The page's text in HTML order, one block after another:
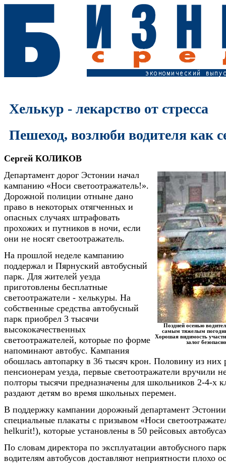
Хелькур - лекарство от стресса
Пешеход, возлюби водителя как
Сергей КОЛИКОВ
Поздней осенью
самым тяжелым
Хорошая видимость
залог
Департамент дорог Эстонии начал
кампанию «Носи светоотражатель!».
Дорожной полиции отныне дано
право в некоторых отягченных и
опасных случаях штрафовать
прохожих и путников в ночи, если
они не носят светоотражатель.
На прошлой неделе кампанию
поддержал и Пярнуский автобусный
парк. Для жителей уезда
приготовлены бесплатные
светоотражатели - хелькуры. На
собственные средства автобусный
парк приобрел 3 тысячи
высококачественных
светоотражателей, которые по форме
напоминают автобус. Кампания
обошлась автопарку в 36 тысяч крон. Половину из них
пенсионерам уезда, первые светоотражатели вручили
полторы тысячи предназначены для школьников 2-4-х
раздают детям во время школьных перемен.
В поддержку кампании дорожный департамент Эстонии
специальные плакаты с призывом «Носи
helkurit!), которые установлены в 50 рейсовых
По словам директора по эксплуатации автобусного
водителям автобусов доставляют неприятности плохо